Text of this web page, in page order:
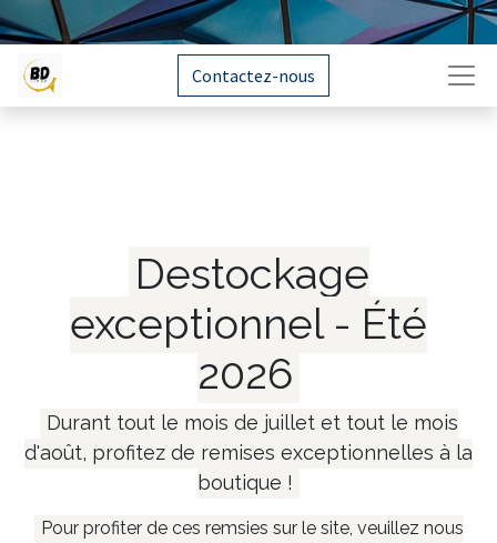
Contactez-nous
Destockage
exceptionnel - Été
2026
Durant tout le mois de juillet et tout le mois
d'août, profitez de remises exceptionnelles à la
boutique !
Pour profiter de ces remsies sur le site, veuillez nous